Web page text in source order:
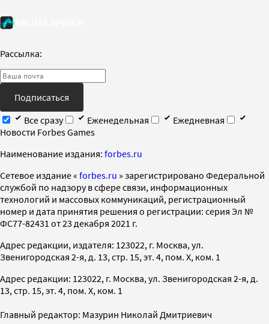
Рассылка:
Подписаться
Все сразу
Еженедельная
Ежедневная
Новости Forbes Games
Наименование издания: forbes.ru
Cетевое издание « forbes.ru » зарегистрировано Федеральной
службой по надзору в сфере связи, информационных
технологий и массовых коммуникаций, регистрационный
номер и дата принятия решения о регистрации: серия Эл №
ФС77-82431 от 23 декабря 2021 г.
Адрес редакции, издателя: 123022, г. Москва, ул.
Звенигородская 2-я, д. 13, стр. 15, эт. 4, пом. X, ком. 1
Адрес редакции: 123022, г. Москва, ул. Звенигородская 2-я, д.
13, стр. 15, эт. 4, пом. X, ком. 1
Главный редактор: Мазурин Николай Дмитриевич